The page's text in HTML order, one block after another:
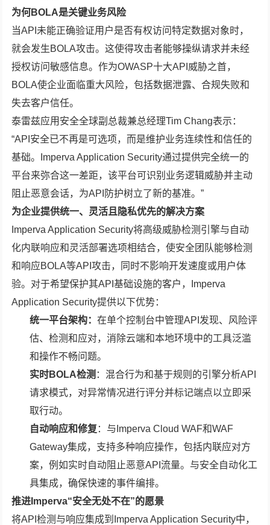
为何BOLA是关键业务风险
当API未能正确验证用户是否有权访问特定数据对象时，
就会发生BOLA攻击。这使得攻击者能够操纵请求并未经
授权访问敏感信息。作为OWASP十大API威胁之首，
BOLA使企业面临重大风险，包括数据泄露、合规失败和
失去客户信任。
泰雷兹应用安全全球副总裁兼总经理Tim Chang表示：
“API安全已不再是可选项，而是维护业务连续性和信任的
基础。Imperva Application Security通过提供完全统一的
平台来弥合这一差距，该平台可识别业务逻辑威胁并主动
阻止恶意会话，为API防护树立了新的基准。”
为企业提供统一、灵活且隐私优先的解决方案
Imperva Application Security将高级威胁检测引擎与自动
化内联响应和灵活部署选项相结合，使安全团队能够检测
和响应BOLA等API攻击，同时不影响开发速度或用户体
验。对于希望保护其API基础设施的客户，Imperva
Application Security提供以下优势：
统一平台架构：在单个控制台中管理API发现、风险评
估、检测和应对，消除云端和本地环境中的工具泛滥
和操作不畅问题。
实时BOLA检测 ：混合行为和基于规则的引擎分析API
请求模式，对异常情况进行评分并标记端点以立即采
取行动。
自动响应和修复 ：与Imperva Cloud WAF和WAF
Gateway集成，支持多种响应操作，包括内联应对方
案，例如实时自动阻止恶意API流量。与安全自动化工
具集成，确保快速的事件编排。
推进Imperva“安全无处不在”的愿景
将API检测与响应集成到Imperva Application Security中，